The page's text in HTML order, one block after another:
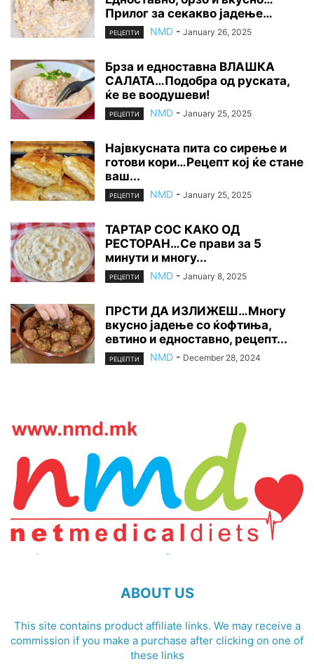
Прилог за секакво јадење…
РЕЦЕПТИ NMD - January 26, 2025
Брза и едноставна ВЛАШКА
САЛАТА…Подобра од руската,
ќе ве воодушеви!
РЕЦЕПТИ NMD - January 25, 2025
Највкусната пита со сирење и
готови кори…Рецепт кој ќе стане
ваш...
РЕЦЕПТИ NMD - January 25, 2025
ТАРТАР СОС КАКО ОД
РЕСТОРАН…Се прави за 5
минути и многу...
РЕЦЕПТИ NMD - January 8, 2025
ПРСТИ ДА ИЗЛИЖЕШ…Многу
вкусно јадење со ќофтиња,
евтино и едноставно, рецепт...
РЕЦЕПТИ NMD - December 28, 2024
ABOUT US
This site contains product affiliate links. We may receive a
commission if you make a purchase after clicking on one of
these links